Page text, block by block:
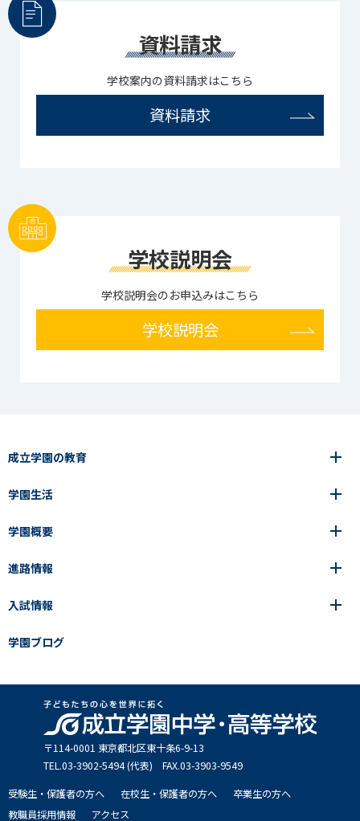
資料請求
学校案内の資料請求はこちら
資料請求
学校説明会
学校説明会のお申込みはこちら
学校説明会
成立学園の教育
6年間の一貫教育
中学校
高等学校
成立メソッド
卒業生の声
中学校
成立メソッド
卒業生の声
成立学園ならではの教育
見える学力×見えない学力
学園生活
年間行事
施設紹介
学園ブログ
学園概要
学園の歩み
アクセス
進路情報
進路・進学
入試情報
中学入試Q&A
入試結果
説明会・イベント日程
出願方法・募集要項
学園ブログ
〒114-0001 東京都北区東⼗条6-9-13
TEL.03-3902-5494 (代表) FAX.03-3903-9549
受験生・保護者の方へ
在校生・保護者の方へ
卒業生の方へ
教職員採用情報
アクセス